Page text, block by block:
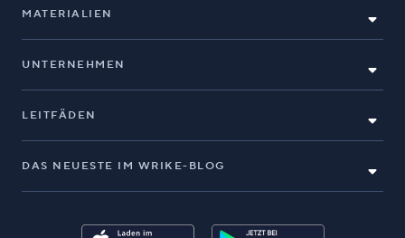
MATERIALIEN
UNTERNEHMEN
LEITFÄDEN
DAS NEUESTE IM WRIKE-BLOG